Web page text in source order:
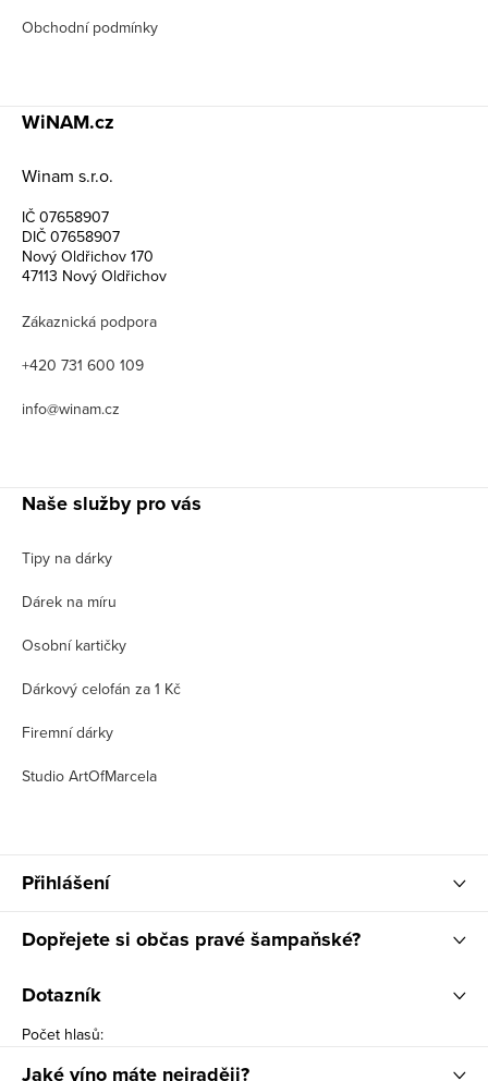
Obchodní podmínky
WiNAM.cz
Winam s.r.o.
IČ 07658907
DIČ 07658907
Nový Oldřichov 170
47113 Nový Oldřichov
Zákaznická podpora
+420 731 600 109
info@winam.cz
Naše služby pro vás
Tipy na dárky
Dárek na míru
Osobní kartičky
Dárkový celofán za 1 Kč
Firemní dárky
Studio ArtOfMarcela
Přihlášení
Dopřejete si občas pravé šampaňské?
Dotazník
Počet hlasů:
Jaké víno máte nejraději?